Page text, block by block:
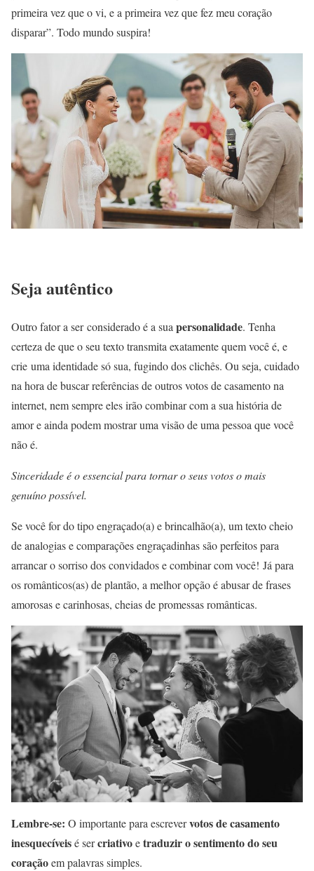
primeira vez que o vi, e a primeira vez que fez meu coração
disparar”. Todo mundo suspira!
Seja autêntico
Outro fator a ser considerado é a sua personalidade. Tenha
certeza de que o seu texto transmita exatamente quem você é, e
crie uma identidade só sua, fugindo dos clichês. Ou seja, cuidado
na hora de buscar referências de outros votos de casamento na
internet, nem sempre eles irão combinar com a sua história de
amor e ainda podem mostrar uma visão de uma pessoa que você
não é.
Sinceridade é o essencial para tornar o seus votos o mais
genuíno possível.
Se você for do tipo engraçado(a) e brincalhão(a), um texto cheio
de analogias e comparações engraçadinhas são perfeitos para
arrancar o sorriso dos convidados e combinar com você! Já para
os românticos(as) de plantão, a melhor opção é abusar de frases
amorosas e carinhosas, cheias de promessas românticas.
Lembre-se: O importante para escrevervotos de casamento
inesquecíveisé sercriativoetraduzir o sentimento do seu
coraçãoem palavras simples.